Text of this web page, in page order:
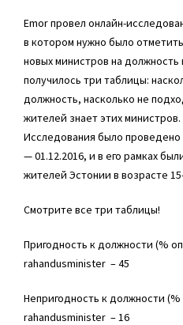
Emor провел онлайн-
в котором нужно было
новых министров на должность
получилось три таблицы:
должность, насколько не
жителей знает этих министров.
Исследования было проведено
— 01.12.2016, и в его рамках
жителей Эстонии в возрасте
Смотрите все три таблицы!
Пригодность к должности (%
rahandusminister – 45
Непригодность к должности
rahandusminister – 16